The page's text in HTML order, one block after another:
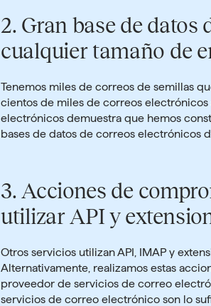
2. Gran base de datos
cualquier tamaño de
Tenemos miles de correos de semillas
cientos de miles de correos
electrónicos demuestra que hemos
bases de datos de correos electrónicos
3. Acciones de
utilizar API y
Otros servicios utilizan API, IMAP y
Alternativamente, realizamos estas
proveedor de servicios de correo
servicios de correo electrónico son lo